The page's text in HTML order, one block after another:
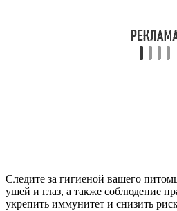
Следите за гигиеной вашего
ушей и глаз, а также соблюдение
укрепить иммунитет и снизить